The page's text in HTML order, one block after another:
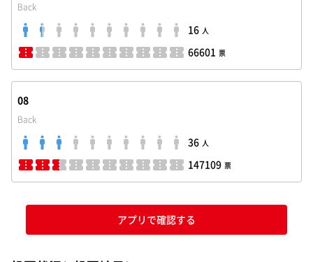
Back
16 人
66601 票
08
Back
36 人
147109 票
アプリで確認する